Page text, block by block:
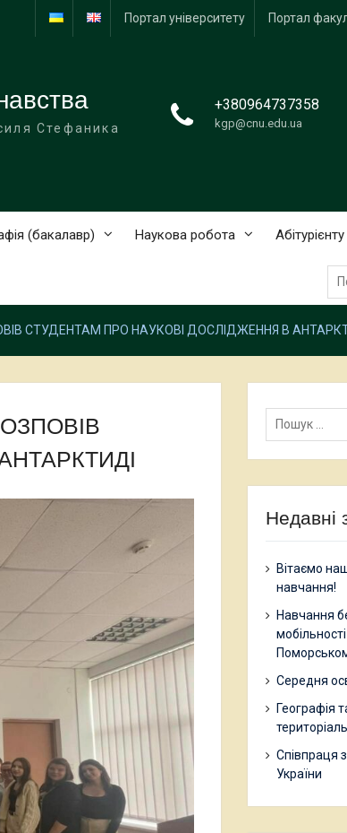
Портал університету Портал
Стефаника
+380964737358
kgp@cnu.edu.ua
(бакалавр) Наукова робота Абітурієнту
СТУДЕНТАМ ПРО НАУКОВІ ДОСЛІДЖЕННЯ В
Пошук:
Недавні
Вітаємо
навчання!
Навчання
Середня
Географія
Співпраця
України